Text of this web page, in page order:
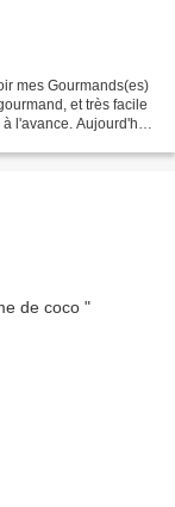
mes Gourmands(es)
et très facile
l'avance. Aujourd'hui